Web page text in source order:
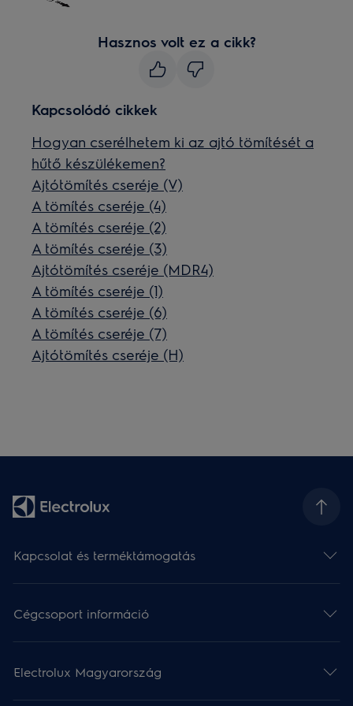
Hasznos volt ez a cikk?
Kapcsolódó cikkek
Hogyan cserélhetem ki az ajtó tömítését a
hűtő készülékemen?
Ajtótömítés cseréje (V)
A tömítés cseréje (4)
A tömítés cseréje (2)
A tömítés cseréje (3)
Ajtótömítés cseréje (MDR4)
A tömítés cseréje (1)
A tömítés cseréje (6)
A tömítés cseréje (7)
Ajtótömítés cseréje (H)
Kapcsolat és terméktámogatás
Cégcsoport információ
Electrolux Magyarország